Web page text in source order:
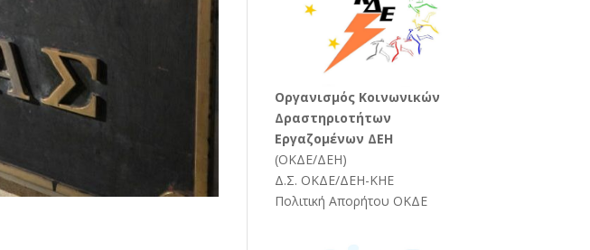
Oργανισμός Κοινωνικών
Δραστηριοτήτων
Εργαζομένων ΔΕΗ
(ΟΚΔΕ/ΔΕΗ)
Δ.Σ. ΟΚΔΕ/ΔΕΗ-ΚΗΕ
Πολιτική Απορήτου ΟΚΔΕ